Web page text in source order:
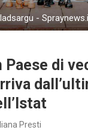
-
Paese di
Presti